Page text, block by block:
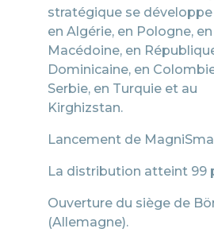
stratégique se développe
en Algérie, en Pologne, en
Macédoine, en
Dominicaine, en
Serbie, en Turquie et au
Kirghizstan.
Lancement de
La distribution atteint 99
Ouverture du siège de
(Allemagne).